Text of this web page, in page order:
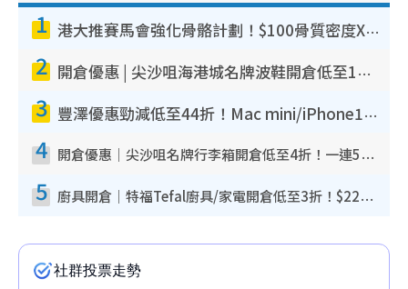
1 港大推賽馬會強化骨骼計劃！$100骨質密度X光檢查 完成免費運動訓練送超市禮券！附參加資格
2 開倉優惠 | 尖沙咀海港城名牌波鞋開倉低至1折！On鞋$899起／Joy&Peace鞋履$98起
3 豐澤優惠勁減低至44折！Mac mini/iPhone17Pro大減價！廚房家電$220起
4 開倉優惠｜尖沙咀名牌行李箱開倉低至4折！一連5日 American Tourister/ace./Hallmark $200起！
5 廚具開倉｜特福Tefal廚具/家電開倉低至3折！$220起買平底鍋/炒鑊/湯煲！電飯煲/吸塵機/燙斗$418起